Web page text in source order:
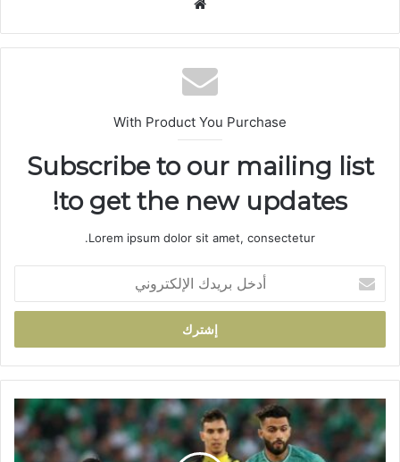
الوي
ب
With Product You Purchase
Subscribe to our mailing list
to get the new updates!
Lorem ipsum dolor sit amet, consectetur.
خ
ب
ر
د
ك
ا
ا
ل
ت